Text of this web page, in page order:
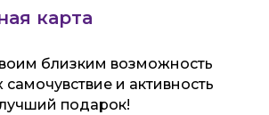
карта
близким возможность
самочувствие и активность
подарок!